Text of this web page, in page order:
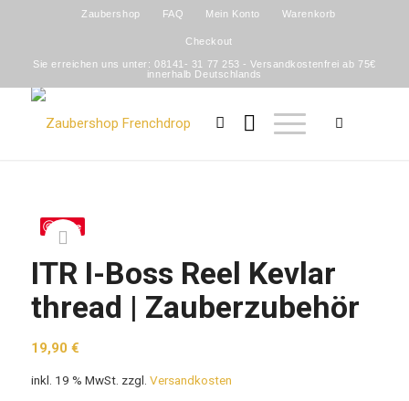
Zaubershop FAQ Mein Konto Warenkorb
Checkout
Sie erreichen uns unter: 08141- 31 77 253 - Versandkostenfrei ab 75€
innerhalb Deutschlands
Save
ITR I-Boss Reel Kevlar
thread | Zauberzubehör
19,90 €
inkl. 19 % MwSt. zzgl. Versandkosten